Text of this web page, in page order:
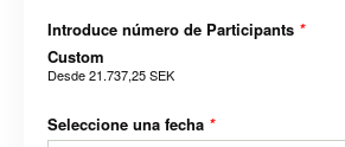
Introduce número de Participants *
Custom
Desde21.737,25 SEK
Seleccione una fecha *